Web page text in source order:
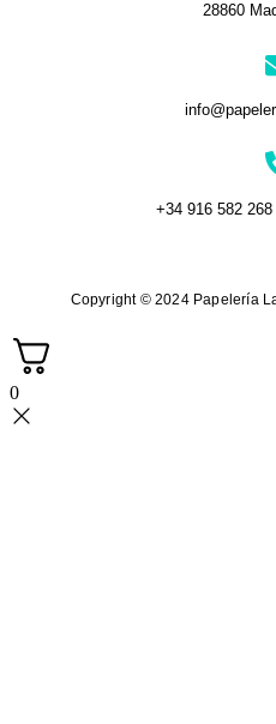
28860
+34 916 582
Copyright © 2024 Papelería
0